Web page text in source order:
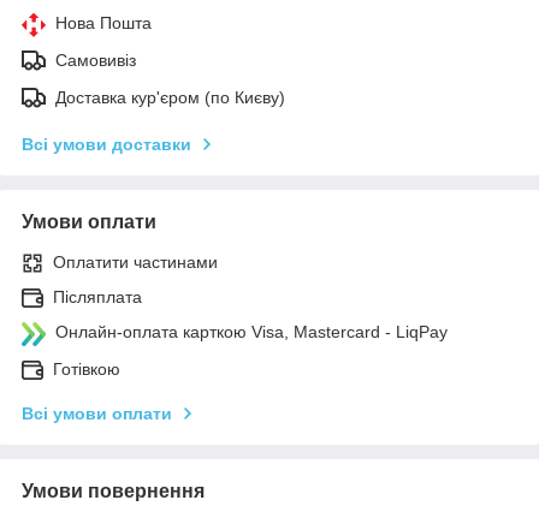
Нова Пошта
Самовивіз
Доставка кур'єром (по Києву)
Всі умови доставки
Умови оплати
Оплатити частинами
Післяплата
Онлайн-оплата карткою Visa, Mastercard - LiqPay
Готівкою
Всі умови оплати
Умови повернення